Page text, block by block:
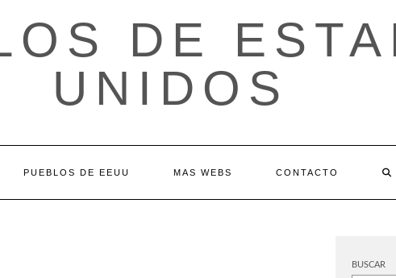
DE
UNIDOS
PUEBLOS DE EEUU MAS WEBS CONTACTO
BUSCAR